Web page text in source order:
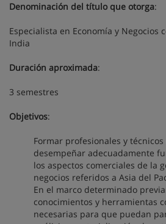
Denominación del título que otorga:
Especialista en Economía y Negocios
India
Duración aproximada:
3 semestres
Objetivos:
Formar profesionales y
desempeñar adecuadamente
los aspectos comerciales de la
negocios referidos a Asia del
En el marco determinado
conocimientos y herramientas
necesarias para que puedan